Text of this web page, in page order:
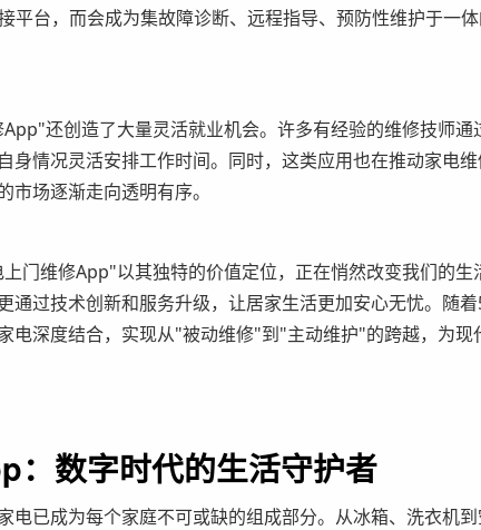
平台，而会成为集故障诊断、远程指导、预防性维护于一
还创造了大量灵活就业机会。许多有经验的维修技师通
身情况灵活安排工作时间。同时，这类应用也在推动家电
场逐渐走向透明有序。
门维修App"以其独特的价值定位，正在悄然改变我们的生
通过技术创新和服务升级，让居家生活更加安心无忧。随
电深度结合，实现从"被动维修"到"主动维护"的跨越，为现
：数字时代的生活守护者
电已成为每个家庭不可或缺的组成部分。从冰箱、洗衣机